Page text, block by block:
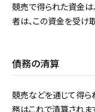
競売で得られた資金は
者は、この資金を受け
債務の清算
競売などを通じて得ら
務はこれで清算されま